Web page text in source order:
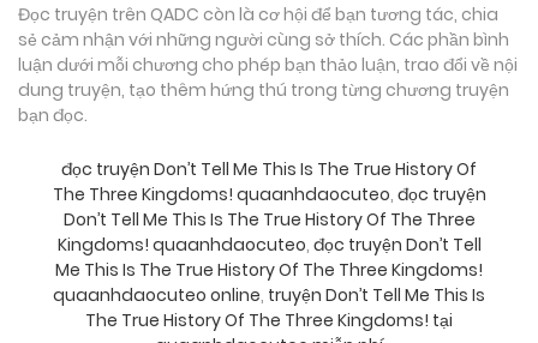
Đọc truyện trên QADC còn là cơ hội để bạn tương tác, chia
sẻ cảm nhận với những người cùng sở thích. Các phần bình
luận dưới mỗi chương cho phép bạn thảo luận, trao đổi về nội
dung truyện, tạo thêm hứng thú trong từng chương truyện
bạn đọc.
đọc truyện Don’t Tell Me This Is The True History Of
The Three Kingdoms! quaanhdaocuteo, đọc truyện
Don’t Tell Me This Is The True History Of The Three
Kingdoms! quaanhdaocuteo, đọc truyện Don’t Tell
Me This Is The True History Of The Three Kingdoms!
quaanhdaocuteo online, truyện Don’t Tell Me This Is
The True History Of The Three Kingdoms! tại